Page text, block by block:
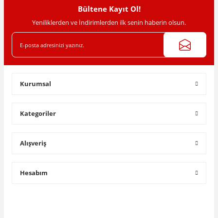
Gönder
Bültene Kayıt Ol!
Yeniliklerden ve İndirimlerden ilk senin haberin olsun.
Kurumsal
Kategoriler
Alışveriş
Hesabım